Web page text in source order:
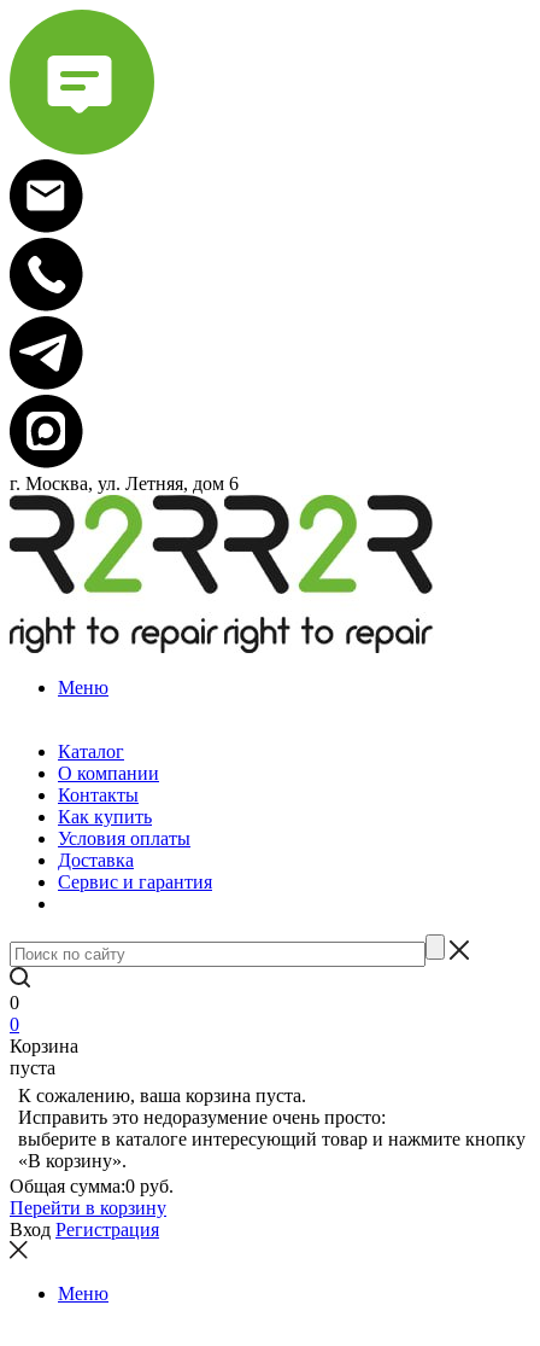
г. Москва, ул. Летняя, дом 6
Меню
Каталог
О компании
Контакты
Как купить
Условия оплаты
Доставка
Сервис и гарантия
0
0
Корзина
пуста
К сожалению, ваша корзина пуста.
Исправить это недоразумение очень просто:
выберите в каталоге интересующий товар и нажмите кнопку
«В корзину».
Общая сумма:0 руб.
Перейти в корзину
Вход Регистрация
Меню